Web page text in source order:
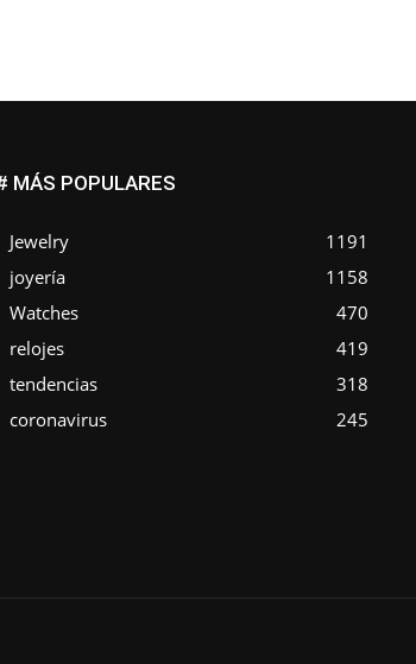
MÁS POPULARES
Jewelry
1191
joyería
1158
Watches
470
relojes
419
tendencias
318
coronavirus
245